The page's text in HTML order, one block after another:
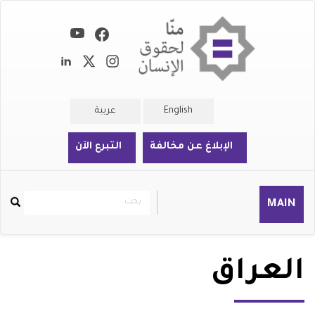
English عربية
الإبلاغ عن مخالفة التبرع الآن
MAIN
Rechercher
بحث
العراق